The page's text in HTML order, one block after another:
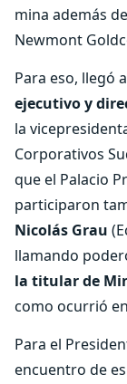
mina además
Newmont
Para eso, llegó
ejecutivo y
la
Corporativos
que el Palacio
participaron
Nicolás Grau
llamando
la titular de
como ocurrió
Para el
encuentro de